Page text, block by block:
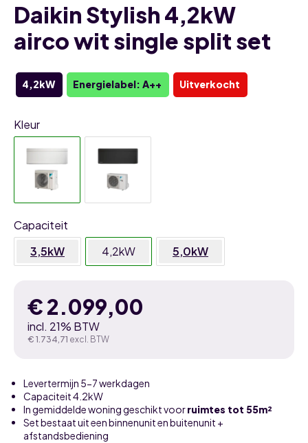
Daikin Stylish 4,2kW
airco wit single split set
4,2kW Energielabel: A++ Uitverkocht
Kleur
Capaciteit
3,5kW
4,2kW 5,0kW
€2.099,00
incl. 21% BTW
€ 1.734,71 excl. BTW
Levertermijn 5-7 werkdagen
Capaciteit 4.2kW
In gemiddelde woning geschikt voorruimtes tot 55m²
Set bestaat uit een binnenunit en buitenunit +
afstandsbediening